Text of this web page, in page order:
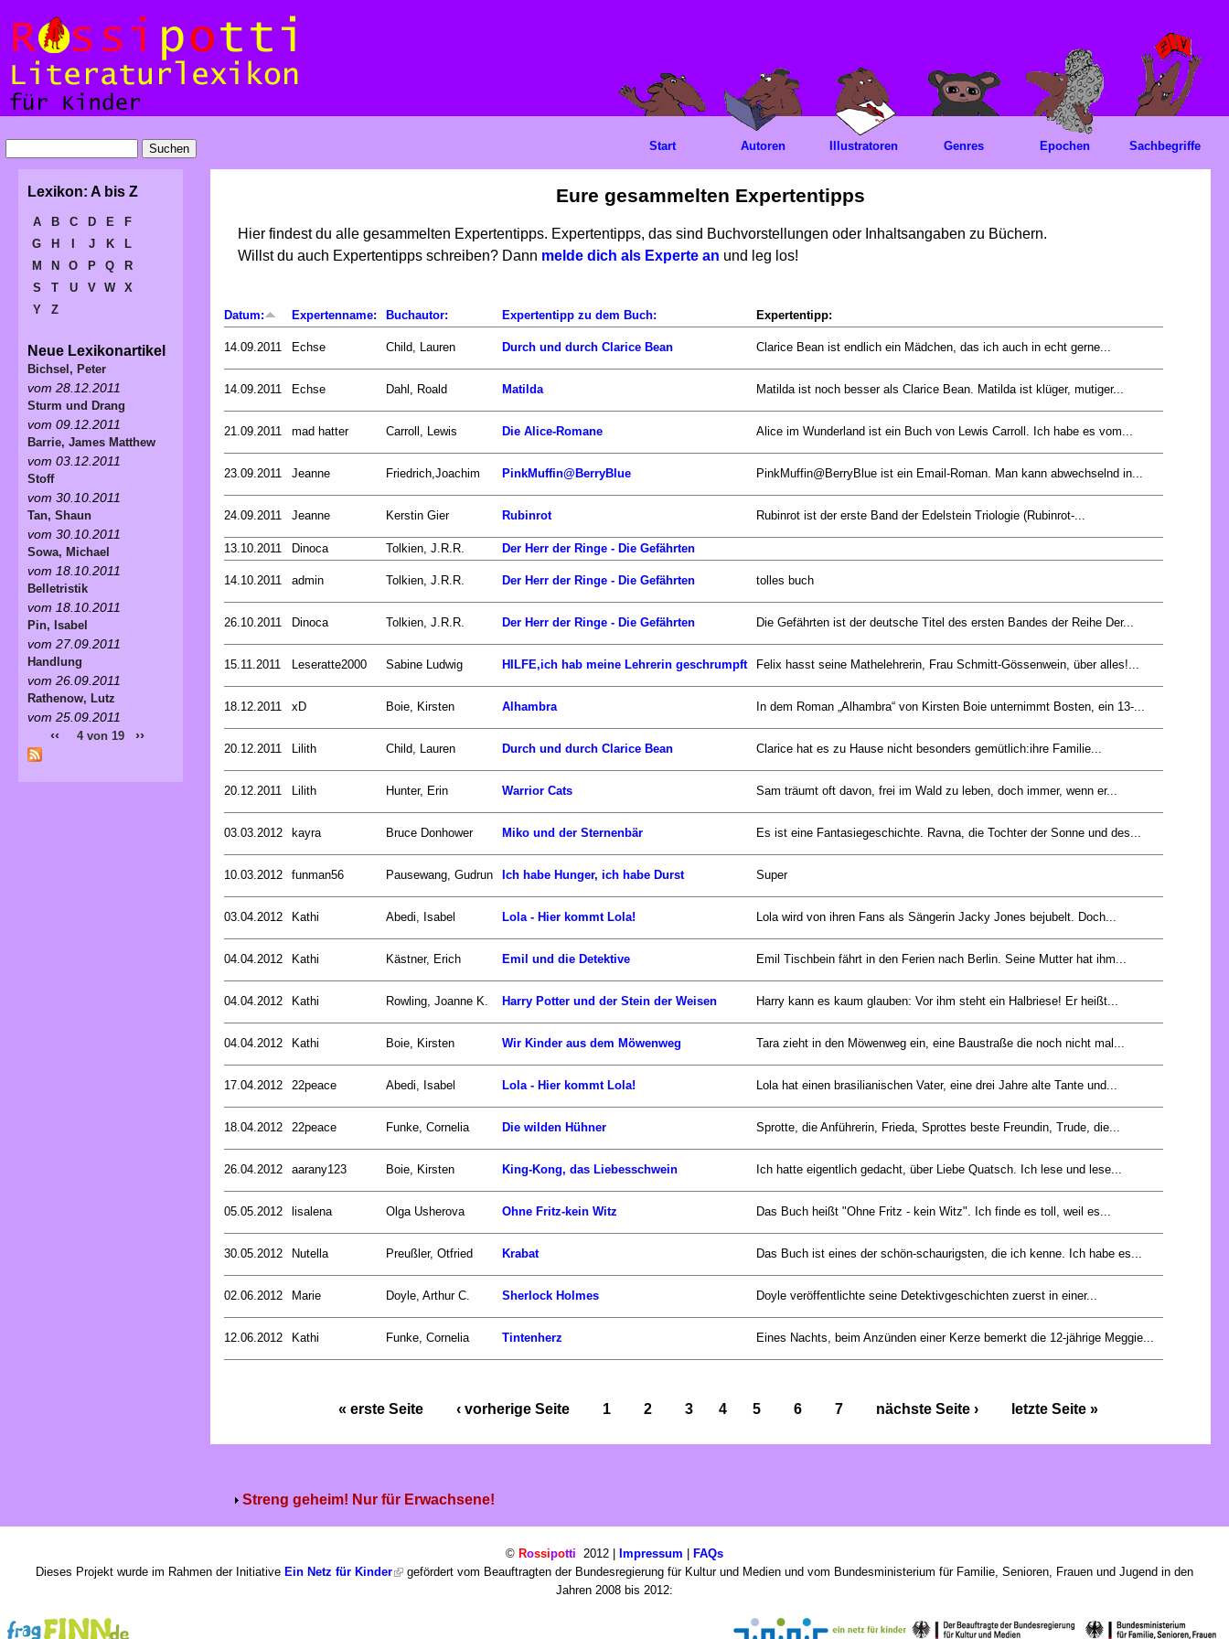
Eure gesammelten Expertentipps
Hier findest du alle gesammelten Expertentipps. Expertentipps, das sind Buchvorstellungen oder Inhaltsangaben zu Büchern.
Willst du auch Expertentipps schreiben? Dann melde dich als Experte an und leg los!
Datum: Expertenname: Buchautor: Expertentipp zu dem Buch: Expertentipp:
14.09.2011 Echse Child, Lauren Durch und durch Clarice Bean Clarice Bean ist endlich ein Mädchen, das ich auch in echt gerne...
14.09.2011 Echse Dahl, Roald Matilda Matilda ist noch besser als Clarice Bean. Matilda ist klüger, mutiger...
21.09.2011 mad hatter Carroll, Lewis Die Alice-Romane Alice im Wunderland ist ein Buch von Lewis Carroll. Ich habe es vom...
23.09.2011 Jeanne Friedrich,Joachim PinkMuffin@BerryBlue PinkMuffin@BerryBlue ist ein Email-Roman. Man kann abwechselnd in...
24.09.2011 Jeanne Kerstin Gier Rubinrot Rubinrot ist der erste Band der Edelstein Triologie (Rubinrot-...
13.10.2011 Dinoca Tolkien, J.R.R. Der Herr der Ringe - Die Gefährten
14.10.2011 admin Tolkien, J.R.R. Der Herr der Ringe - Die Gefährten tolles buch
26.10.2011 Dinoca Tolkien, J.R.R. Der Herr der Ringe - Die Gefährten Die Gefährten ist der deutsche Titel des ersten Bandes der Reihe Der...
15.11.2011 Leseratte2000 Sabine Ludwig HILFE,ich hab meine Lehrerin geschrumpft Felix hasst seine Mathelehrerin, Frau Schmitt-Gössenwein, über alles!...
18.12.2011 xD Boie, Kirsten Alhambra In dem Roman „Alhambra“ von Kirsten Boie unternimmt Bosten, ein 13-...
20.12.2011 Lilith Child, Lauren Durch und durch Clarice Bean Clarice hat es zu Hause nicht besonders gemütlich:ihre Familie...
20.12.2011 Lilith Hunter, Erin Warrior Cats Sam träumt oft davon, frei im Wald zu leben, doch immer, wenn er...
03.03.2012 kayra Bruce Donhower Miko und der Sternenbär Es ist eine Fantasiegeschichte. Ravna, die Tochter der Sonne und des...
10.03.2012 funman56 Pausewang, Gudrun Ich habe Hunger, ich habe Durst Super
03.04.2012 Kathi Abedi, Isabel Lola - Hier kommt Lola! Lola wird von ihren Fans als Sängerin Jacky Jones bejubelt. Doch...
04.04.2012 Kathi Kästner, Erich Emil und die Detektive Emil Tischbein fährt in den Ferien nach Berlin. Seine Mutter hat ihm...
04.04.2012 Kathi Rowling, Joanne K. Harry Potter und der Stein der Weisen Harry kann es kaum glauben: Vor ihm steht ein Halbriese! Er heißt...
04.04.2012 Kathi Boie, Kirsten Wir Kinder aus dem Möwenweg Tara zieht in den Möwenweg ein, eine Baustraße die noch nicht mal...
17.04.2012 22peace Abedi, Isabel Lola - Hier kommt Lola! Lola hat einen brasilianischen Vater, eine drei Jahre alte Tante und...
18.04.2012 22peace Funke, Cornelia Die wilden Hühner Sprotte, die Anführerin, Frieda, Sprottes beste Freundin, Trude, die...
26.04.2012 aarany123 Boie, Kirsten King-Kong, das Liebesschwein Ich hatte eigentlich gedacht, über Liebe Quatsch. Ich lese und lese...
05.05.2012 lisalena Olga Usherova Ohne Fritz-kein Witz Das Buch heißt "Ohne Fritz - kein Witz". Ich finde es toll, weil es...
30.05.2012 Nutella Preußler, Otfried Krabat Das Buch ist eines der schön-schaurigsten, die ich kenne. Ich habe es...
02.06.2012 Marie Doyle, Arthur C. Sherlock Holmes Doyle veröffentlichte seine Detektivgeschichten zuerst in einer...
12.06.2012 Kathi Funke, Cornelia Tintenherz Eines Nachts, beim Anzünden einer Kerze bemerkt die 12-jährige Meggie...
« erste Seite ‹ vorherige Seite 1 2 3 4 5 6 7 nächste Seite › letzte Seite »
Streng geheim! Nur für Erwachsene!
Start Autoren Illustratoren Genres Epochen Sachbegriffe
Lexikon: A bis Z
A B C D E
F
G
H J K
L
M
N O P Q
R
S
T U V W
X
Y
Z
Neue Lexikonartikel
Bichsel, Peter
vom 28.12.2011
Sturm und Drang
vom 09.12.2011
Barrie, James Matthew
vom 03.12.2011
Stoff
vom 30.10.2011
Tan, Shaun
vom 30.10.2011
Sowa, Michael
vom 18.10.2011
Belletristik
vom 18.10.2011
Pin, Isabel
vom 27.09.2011
Handlung
vom 26.09.2011
Rathenow, Lutz
vom 25.09.2011
‹‹ 4 von 19 ››
© Rossipotti 2012 | Impressum | FAQs
Dieses Projekt wurde im Rahmen der Initiative Ein Netz für Kinder
gefördert vom Beauftragten der Bundesregierung für Kultur und Medien und vom Bundesministerium für Familie, Senioren, Frauen und Jugend in den
Jahren 2008 bis 2012: